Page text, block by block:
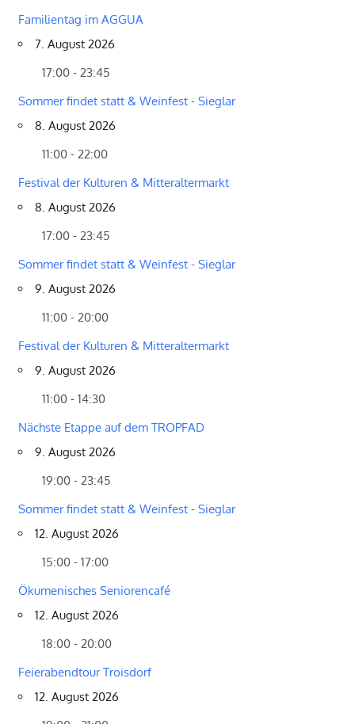
Familientag im AGGUA
7. August 2026
17:00 - 23:45
Sommer findet statt & Weinfest - Sieglar
8. August 2026
11:00 - 22:00
Festival der Kulturen & Mitteraltermarkt
8. August 2026
17:00 - 23:45
Sommer findet statt & Weinfest - Sieglar
9. August 2026
11:00 - 20:00
Festival der Kulturen & Mitteraltermarkt
9. August 2026
11:00 - 14:30
Nächste Etappe auf dem TROPFAD
9. August 2026
19:00 - 23:45
Sommer findet statt & Weinfest - Sieglar
12. August 2026
15:00 - 17:00
Ökumenisches Seniorencafé
12. August 2026
18:00 - 20:00
Feierabendtour Troisdorf
12. August 2026